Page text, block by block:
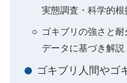
実態調査・科学的根
ゴキブリの強さと
データに基づき解説
ゴキブリ人間やゴ